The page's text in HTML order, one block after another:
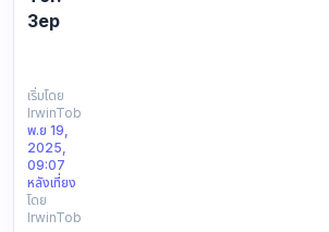
Зер
ДОСТУПНЫХ
ССЫЛОК
ДЛЯ
ВХОДА
НА
MEGA:
Зеркала
เริ่มโดย
IrwinTob
พ.ย 19,
2025,
09:07
หลังเที่ยง
โดย
IrwinTob